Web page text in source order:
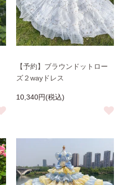
【予約】ブラウンドットロー
ズ２wayドレス
10,340円(税込)